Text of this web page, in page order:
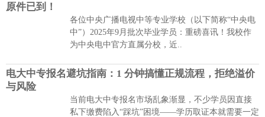
原件已到！
各位中央广播电视中等专业学校（以下简称“中央电
中”）2025年9月批次毕业学员：重磅喜讯！我校作
为中央电中官方直属分校，近..
电大中专报名避坑指南：1 分钟搞懂正规流程，拒绝溢价
与风险
当前电大中专报名市场乱象渐显，不少学员因直接
私下缴费陷入“踩坑”困境——学历取证本就需要一定